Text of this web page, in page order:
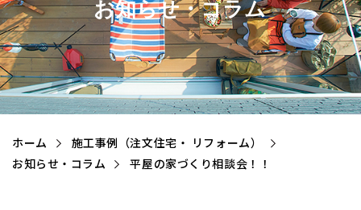
お知らせ・コラム
ホーム
施工事例（注文住宅・ リフォーム）
お知らせ・コラム
平屋の家づくり相談会！！